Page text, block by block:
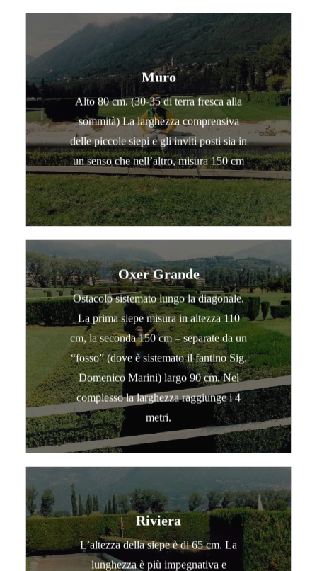
Muro
Alto 80 cm. (30-35 di terra fresca alla
sommità) La larghezza comprensiva
delle piccole siepi e gli inviti posti sia in
un senso che nell’altro, misura 150 cm
Oxer Grande
Ostacolo sistemato lungo la diagonale.
La prima siepe misura in altezza 110
cm, la seconda 150 cm – separate da un
“fosso” (dove è sistemato il fantino Sig.
Domenico Marini) largo 90 cm. Nel
complesso la larghezza raggiunge i 4
metri.
Riviera
L’altezza della siepe è di 65 cm. La
lunghezza è più impegnativa e